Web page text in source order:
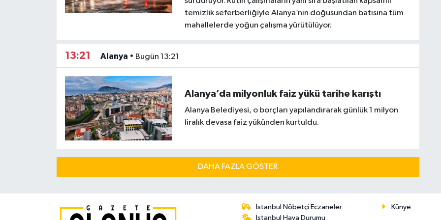
temizlik seferberliğiyle Alanya’nın doğusundan batısına tüm
mahallelerde yoğun çalışma yürütülüyor.
13:21 Alanya • Bugün 13:21
Alanya’da milyonluk faiz yükü tarihe karıştı
Alanya Belediyesi, o borçları yapılandırarak günlük 1 milyon
liralık devasa faiz yükünden kurtuldu.
DAHA FAZLA GÖSTER
İstanbul Nöbetçi Eczaneler
İstanbul Hava Durumu
Künye